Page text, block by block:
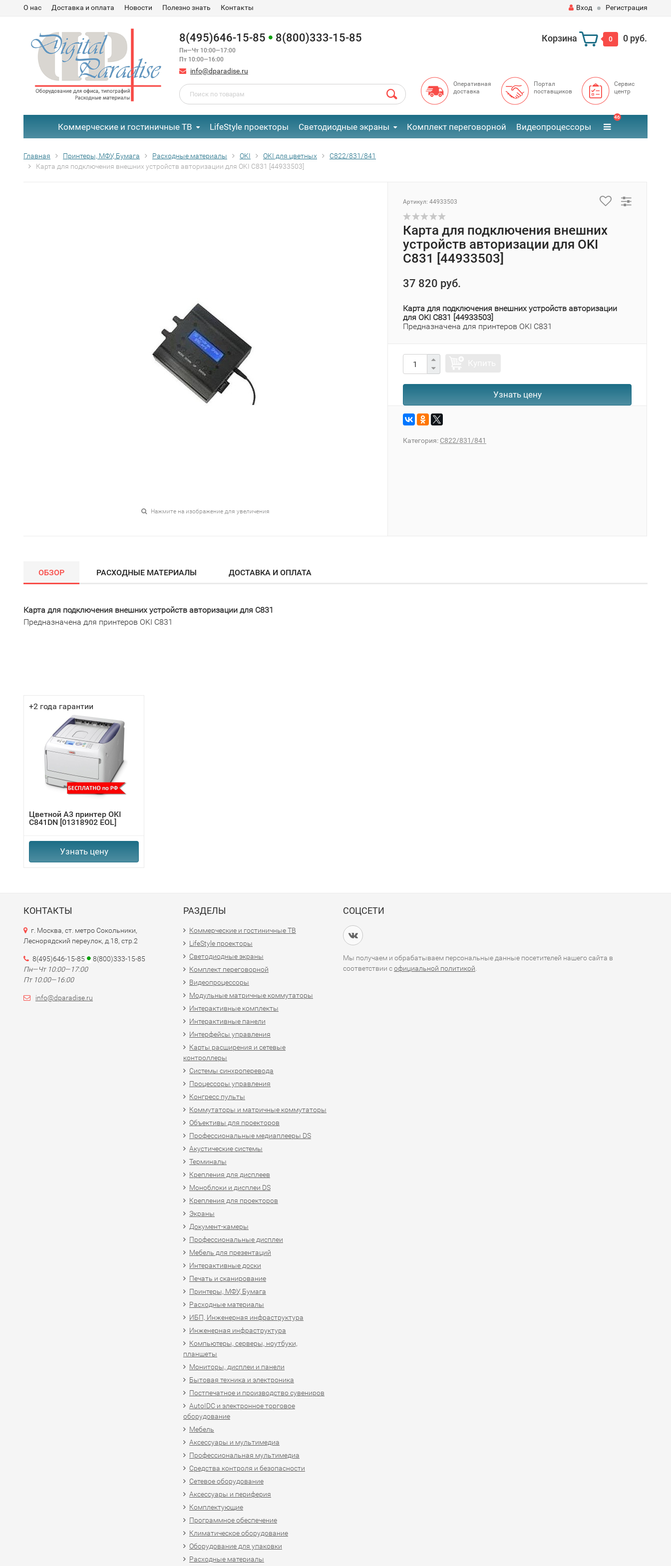
О нас Доставка и оплата Новости Полезно знать Контакты Вход Регистрация
8(495)646-15-85 8(800)333-15-85
Пн—Чт 10:00—17:00
Пт 10:00—16:00
info@dparadise.ru
Корзина 0 0 руб.
Оперативная
доставка
Портал
поставщиков
Сервис
центр
Коммерческие и гостиничные ТВ LifeStyle проекторы Светодиодные экраны Комплект переговорной Видеопроцессоры
46
Главная Принтеры, МФУ, Бумага Расходные материалы OKI OKI для цветных
C822/831/841
Карта для подключения внешних устройств авторизации для OKI C831 [44933503]
Нажмите на изображение для увеличения
Артикул: 44933503
Карта для подключения внешних
устройств авторизации для OKI
C831 [44933503]
37 820 руб.
Карта для подключения внешних устройств авторизации
для OKI C831 [44933503]
Предназначена для принтеров OKI C831
Узнать цену
Категория: C822/831/841
ОБЗОР РАСХОДНЫЕ МАТЕРИАЛЫ ДОСТАВКА И ОПЛАТА
Карта для подключения внешних устройств авторизации для C831
Предназначена для принтеров OKI C831
+2 года гарантии
Цветной А3 принтер OKI
C841DN [01318902 EOL]
Узнать цену
КОНТАКТЫ
г. Москва, ст. метро Сокольники,
Леснорядский переулок, д.18, стр.2
8(495)646-15-85
8(800)333-15-85
Пн—Чт 10:00—17:00
Пт 10:00—16:00
info@dparadise.ru
РАЗДЕЛЫ
Коммерческие и гостиничные ТВ
LifeStyle проекторы
Светодиодные экраны
Комплект переговорной
Видеопроцессоры
Модульные матричные коммутаторы
Интерактивные комплекты
Интерактивные панели
Интерфейсы управления
Карты расширения и сетевые
контроллеры
Системы синхроперевода
Процессоры управления
Конгресс пульты
Коммутаторы и матричные коммутаторы
Объективы для проекторов
Профессиональные медиаплееры DS
Акустические системы
Терминалы
Крепления для дисплеев
Моноблоки и дисплеи DS
Крепления для проекторов
Экраны
Документ-камеры
Профессиональные дисплеи
Мебель для презентаций
Интерактивные доски
Печать и сканирование
Принтеры, МФУ, Бумага
Расходные материалы
ИБП, Инженерная инфраструктура
Инженерная инфраструктура
Компьютеры, серверы, ноутбуки,
планшеты
Мониторы, дисплеи и панели
Бытовая техника и электроника
Постпечатное и производство сувениров
AutoIDC и электронное торговое
оборудование
Мебель
Аксессуары и мультимедиа
Профессиональная мультимедиа
Средства контроля и безопасности
Сетевое оборудование
Аксессуары и периферия
Комплектующие
Программное обеспечение
Климатическое оборудование
Оборудование для упаковки
Расходные материалы
СОЦСЕТИ
Мы получаем и обрабатываем персональные данные посетителей нашего сайта в
соответствии софициальной политикой